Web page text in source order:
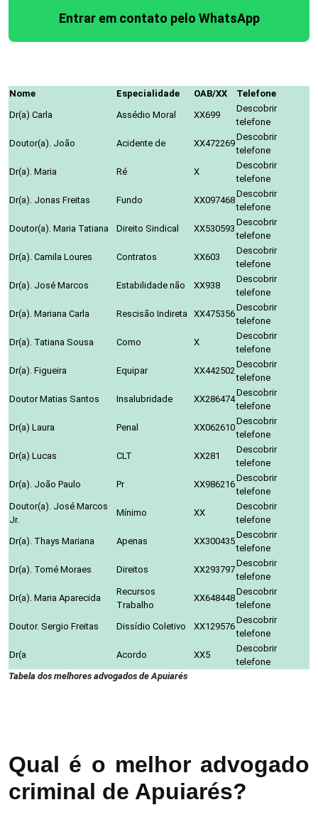
Entrar em contato pelo WhatsApp
Nome Especialidade OAB/XX
Telefone
Dr(a) Carla
Assédio Moral XX699
Descobrir
telefone
Doutor(a). João
Acidente de XX472269
Descobrir
telefone
Dr(a). Maria
Ré X
Descobrir
telefone
Dr(a). Jonas Freitas
Fundo XX097468
Descobrir
telefone
Doutor(a). Maria Tatiana
Direito Sindical XX530593
Descobrir
telefone
Dr(a). Camila Loures
Contratos XX603
Descobrir
telefone
Dr(a). José Marcos
Estabilidade não XX938
Descobrir
telefone
Dr(a). Mariana Carla
Rescisão Indireta XX475356
Descobrir
telefone
Dr(a). Tatiana Sousa
Como X
Descobrir
telefone
Dr(a). Figueira
Equipar XX442502
Descobrir
telefone
Doutor Matias Santos
Insalubridade XX286474
Descobrir
telefone
Dr(a) Laura
Penal XX062610
Descobrir
telefone
Dr(a) Lucas
CLT XX281
Descobrir
telefone
Dr(a). João Paulo
Pr XX986216
Descobrir
telefone
Doutor(a). José Marcos
Jr.
Mínimo XX
Descobrir
telefone
Dr(a). Thays Mariana
Apenas XX300435
Descobrir
telefone
Dr(a). Tomé Moraes
Direitos XX293797
Descobrir
telefone
Dr(a). Maria Aparecida
Recursos
Trabalho
XX648448
Descobrir
telefone
Doutor. Sergio Freitas
Dissídio Coletivo XX129576
Descobrir
telefone
Dr(a
Acordo XX5
Descobrir
telefone
Tabela dos melhores advogados de Apuiarés
Qual é o melhor advogado
criminal de Apuiarés?